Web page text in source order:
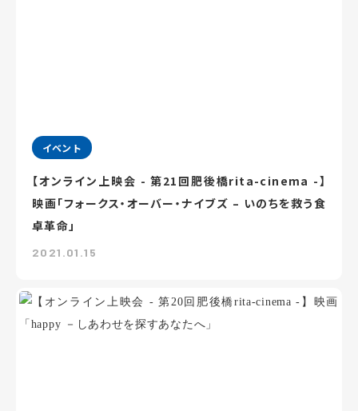
イベント
【オンライン上映会 - 第21回肥後橋rita-cinema -】
映画「フォークス・オーバー・ナイブズ – いのちを救う食
卓革命」
2021.01.15